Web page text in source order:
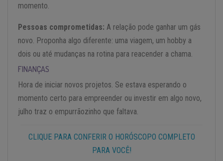
momento.
Pessoas comprometidas: A relação pode ganhar um gás
novo. Proponha algo diferente: uma viagem, um hobby a
dois ou até mudanças na rotina para reacender a chama.
FINANÇAS
Hora de iniciar novos projetos. Se estava esperando o
momento certo para empreender ou investir em algo novo,
julho traz o empurrãozinho que faltava.
CLIQUE PARA CONFERIR O HORÓSCOPO COMPLETO
PARA VOCÊ!